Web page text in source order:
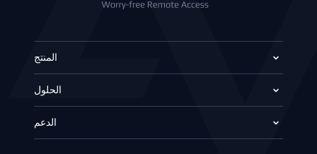
المنتج
الحلول
الدعم